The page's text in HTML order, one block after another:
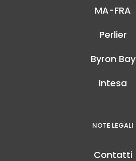
MA-FRA
Perlier
Byron Bay
Intesa
NOTE LEGALI
Contatti